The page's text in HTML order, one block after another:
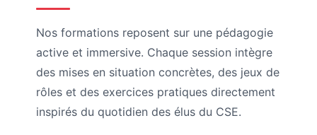
Nos formations reposent sur une pédagogie
active et immersive. Chaque session intègre
des mises en situation concrètes, des jeux de
rôles et des exercices pratiques directement
inspirés du quotidien des élus du CSE.